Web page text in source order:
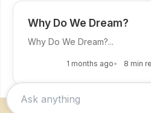
Why Do We Dream?
Why Do We Dream?...
1 months ago 8 min